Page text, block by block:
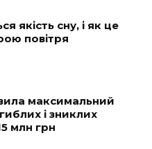
якість сну, і як це
повітря
максимальний
і зниклих
млн грн